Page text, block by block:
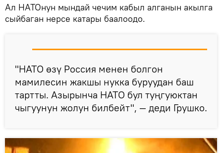
Ал НАТОнун мындай чечим кабыл алганын акылга
сыйбаган нерсе катары баалоодо.
"НАТО өзү Россия менен болгон
мамилесин жакшы нукка буруудан баш
тартты. Азырынча НАТО бул туңгуюктан
чыгуунун жолун билбейт", — деди Грушко.